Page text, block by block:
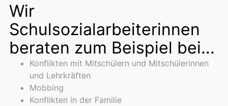
Wir
Schulsozialarbeiterinnen
beraten zum Beispiel bei...
Konflikten mit Mitschülern und Mitschülerinnen
und Lehrkräften
Mobbing
Konflikten in der Familie